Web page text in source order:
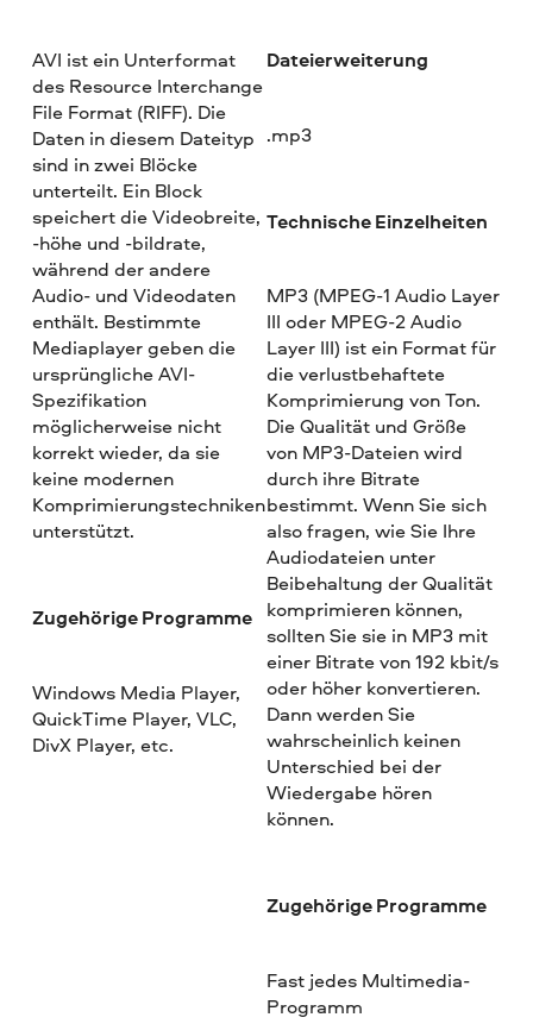
AVI ist ein Unterformat
des Resource Interchange
File Format (RIFF). Die
Daten in diesem Dateityp
sind in zwei Blöcke
unterteilt. Ein Block
speichert die Videobreite,
-höhe und -bildrate,
während der andere
Audio- und Videodaten
enthält. Bestimmte
Mediaplayer geben die
ursprüngliche AVI-
Spezifikation
möglicherweise nicht
korrekt wieder, da sie
keine modernen
Komprimierungstechniken
unterstützt.
Zugehörige Programme
Windows Media Player,
QuickTime Player, VLC,
DivX Player, etc.
Dateierweiterung
.mp3
Technische Einzelheiten
MP3 (MPEG-1 Audio Layer
III oder MPEG-2 Audio
Layer III) ist ein Format für
die verlustbehaftete
Komprimierung von Ton.
Die Qualität und Größe
von MP3-Dateien wird
durch ihre Bitrate
bestimmt. Wenn Sie sich
also fragen, wie Sie Ihre
Audiodateien unter
Beibehaltung der Qualität
komprimieren können,
sollten Sie sie in MP3 mit
einer Bitrate von 192 kbit/s
oder höher konvertieren.
Dann werden Sie
wahrscheinlich keinen
Unterschied bei der
Wiedergabe hören
können.
Zugehörige Programme
Fast jedes Multimedia-
Programm